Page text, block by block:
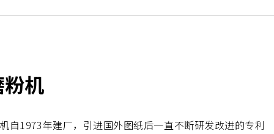
机
自1973年建厂，引进国外图纸后一直不断研发改进的专利